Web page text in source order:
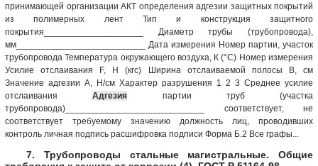
принимающей организации АКТ определения адгезии защитных покрытий
из полимерных лент Тип и конструкция защитного
покрытия____________________ Диаметр трубы (трубопровода),
мм__________________________ Дата измерения Номер партии, участок
трубопровода Температура окружающего воздуха, К (°С) Номер измерения
Усилие отслаивания F, Н (кгс) Ширина отслаиваемой полосы В, см
Значение адгезии А, Н/см Характер разрушения 1 2 3 Среднее усилие
отслаиванияАдгезия партии труб (участка
трубопровода)____________________________ соответствует, не
соответствует требуемому значению должность лиц, проводивших
контроль личная подпись расшифровка подписи Форма Б.2 Все графы...
7. Трубопроводы стальные магистральные. Общие